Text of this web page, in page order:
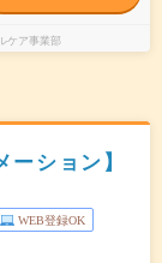
ケア事業部
ション】
WEB登録OK